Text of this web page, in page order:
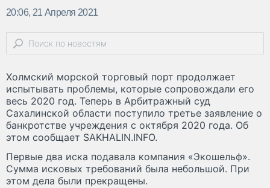
20:06, 21 Апреля 2021
Холмский морской торговый порт продолжает
испытывать проблемы, которые сопровождали его
весь 2020 год. Теперь в Арбитражный суд
Сахалинской области поступило третье заявление о
банкротстве учреждения с октября 2020 года. Об
этом сообщает SAKHALIN.INFO.
Первые два иска подавала компания «Экошельф».
Сумма исковых требований была небольшой. При
этом дела были прекращены.